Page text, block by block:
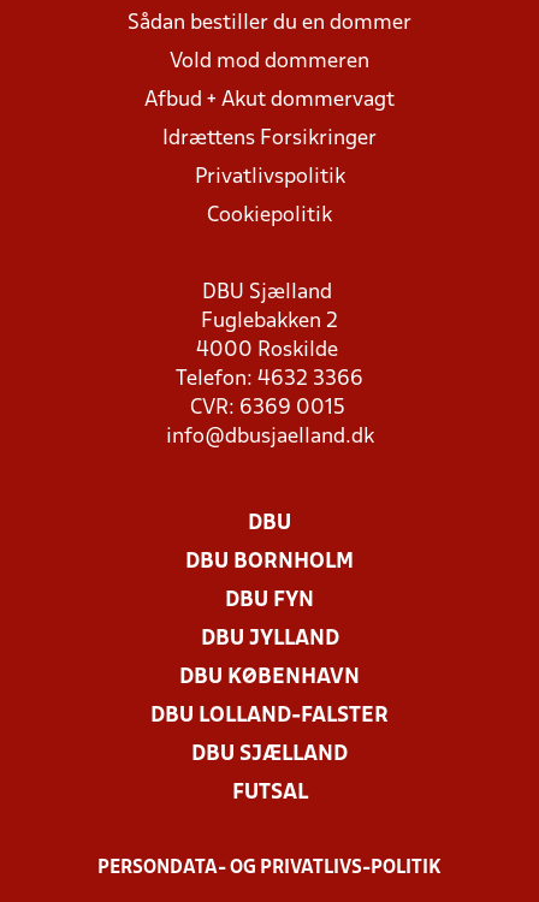
Sådan bestiller du en dommer
Vold mod dommeren
Afbud + Akut dommervagt
Idrættens Forsikringer
Privatlivspolitik
Cookiepolitik
DBU Sjælland
Fuglebakken 2
4000 Roskilde
Telefon: 4632 3366
CVR: 6369 0015
info@dbusjaelland.dk
DBU
DBU BORNHOLM
DBU FYN
DBU JYLLAND
DBU KØBENHAVN
DBU LOLLAND-FALSTER
DBU SJÆLLAND
FUTSAL
PERSONDATA- OG PRIVATLIVS-POLITIK